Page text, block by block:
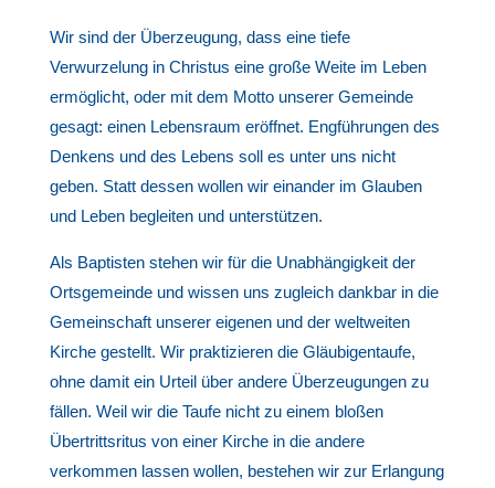
Wir sind der Überzeugung, dass eine tiefe
Verwurzelung in Christus eine große Weite im Leben
ermöglicht, oder mit dem Motto unserer Gemeinde
gesagt: einen Lebensraum eröffnet. Engführungen des
Denkens und des Lebens soll es unter uns nicht
geben. Statt dessen wollen wir einander im Glauben
und Leben begleiten und unterstützen.
Als Baptisten stehen wir für die Unabhängigkeit der
Ortsgemeinde und wissen uns zugleich dankbar in die
Gemeinschaft unserer eigenen und der weltweiten
Kirche gestellt. Wir praktizieren die Gläubigentaufe,
ohne damit ein Urteil über andere Überzeugungen zu
fällen. Weil wir die Taufe nicht zu einem bloßen
Übertrittsritus von einer Kirche in die andere
verkommen lassen wollen, bestehen wir zur Erlangung